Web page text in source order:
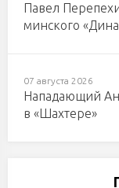
Павел
минского
07 августа 2026
Нападающий
в «Шахтере»